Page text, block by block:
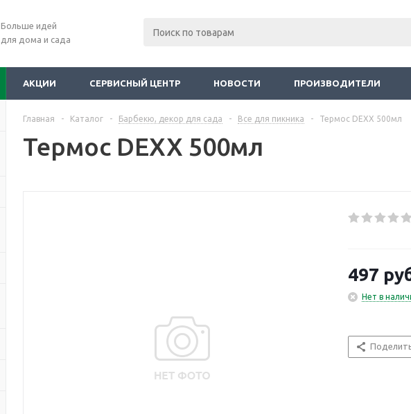
Больше идей
для дома и сада
АКЦИИ СЕРВИСНЫЙ ЦЕНТР НОВОСТИ ПРОИЗВОДИТЕЛИ
Главная - Каталог - Барбекю, декор для сада - Все для пикника - Термос DEXX 500мл
Термос DEXX 500мл
497
Нет в